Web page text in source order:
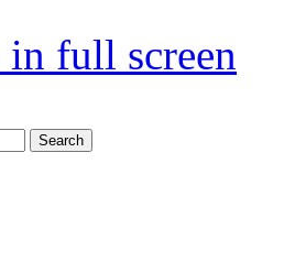
in full screen